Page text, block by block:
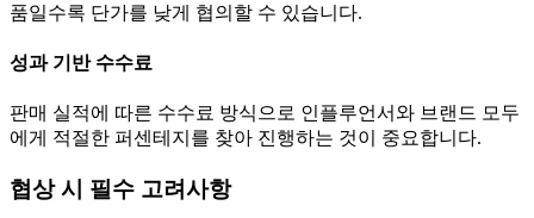
품일수록 단가를 낮게 협의할 수 있습니다.
성과 기반 수수료
판매 실적에 따른 수수료 방식으로 인플루언서와 브랜드 모두
에게 적절한 퍼센테지를 찾아 진행하는 것이 중요합니다.
협상 시 필수 고려사항